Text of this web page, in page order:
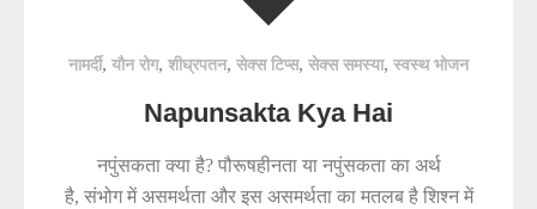
नामर्दी, यौन रोग, शीघ्रपतन, सेक्स टिप्स, सेक्स समस्या, स्वस्थ भोजन
Napunsakta Kya Hai
नपुंसकता क्या है? पौरूषहीनता या नपुंसकता का अर्थ
है, संभोग में असमर्थता और इस असमर्थता का मतलब है शिश्न में